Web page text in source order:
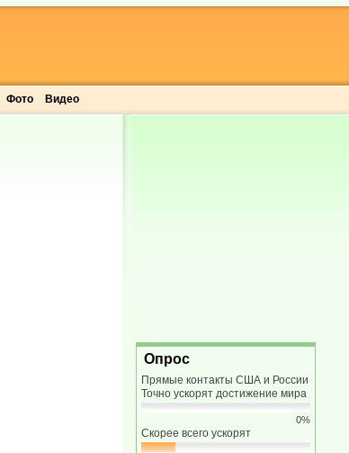
Фото Видео
Опрос
Прямые контакты США и России
Точно ускорят достижение мира
0%
Скорее всего ускорят